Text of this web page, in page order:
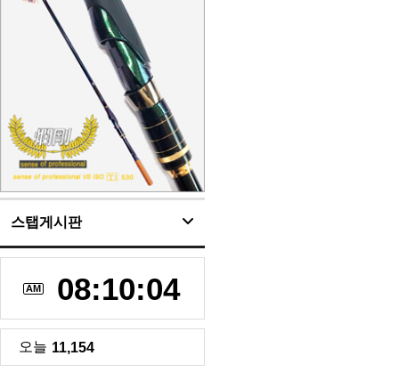
스탭게시판
AM 08:10:04
오늘 11,154